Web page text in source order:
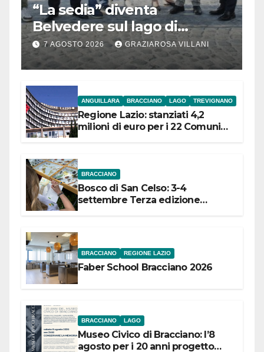
“La sedia” diventa
Belvedere sul lago di
Bracciano: ieri
l’inaugurazione
7 AGOSTO 2026 GRAZIAROSA VILLANI
ANGUILLARA BRACCIANO LAGO TREVIGNANO
Regione Lazio: stanziati 4,2
milioni di euro per i 22 Comuni
BRACCIANO
Bosco di San Celso: 3-4
settembre Terza edizione
BRACCIANO REGIONE LAZIO
Faber School Bracciano 2026
BRACCIANO LAGO
Museo Civico di Bracciano: l’8
agosto per i 20 anni progetto